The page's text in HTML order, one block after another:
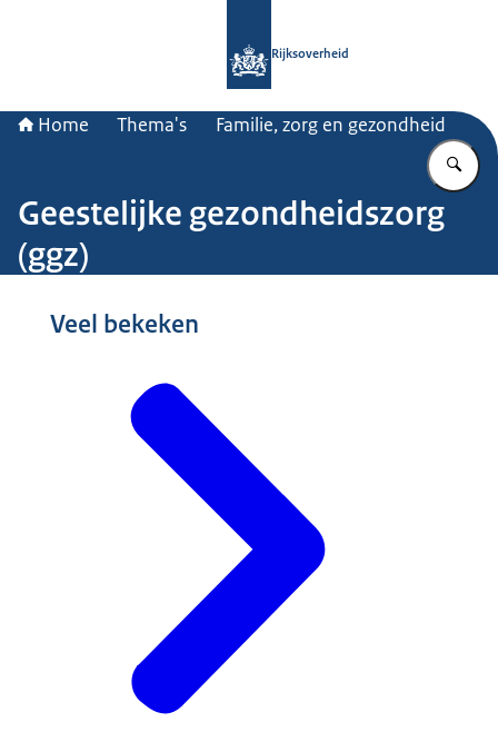
Rijksoverheid
Home Thema's Familie, zorg en gezondheid
Geestelijke gezondheidszorg
(ggz)
Veel bekeken